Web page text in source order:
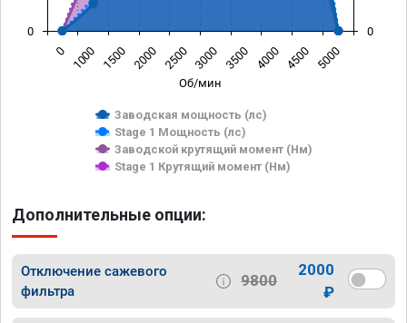
Об/мин
Заводская мощность (лс)
Stage 1 Мощность (лс)
Заводской крутящий момент (Нм)
Stage 1 Крутящий момент (Нм)
0 1000 1500 2000 2500 3000 3500 4000 4500 5000
0 0
Дополнительные опции:
Отключение сажевого
фильтра
9800
2000
₽